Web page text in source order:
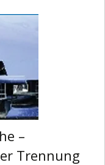
–
Trennung